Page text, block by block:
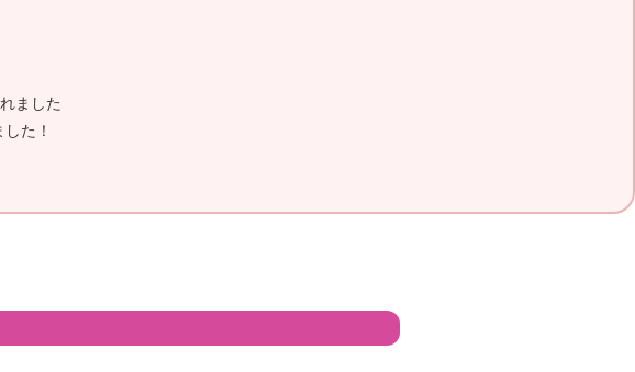
ました
た！